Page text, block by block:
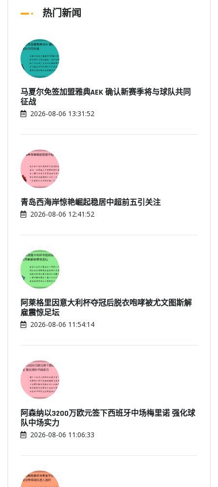
热门新闻
马夏尔免签加盟雅典AEK 确认新赛季将与球队共同
征战
2026-08-06 13:31:52
青岛西海岸惊艳崛起稳居中超前五引关注
2026-08-06 12:41:52
阿莱格里因意大利杯夺冠后脱衣咆哮被尤文图斯解
雇震惊足坛
2026-08-06 11:54:14
阿森纳以3200万欧元签下西班牙中场梅里诺 强化球
队中场实力
2026-08-06 11:06:33